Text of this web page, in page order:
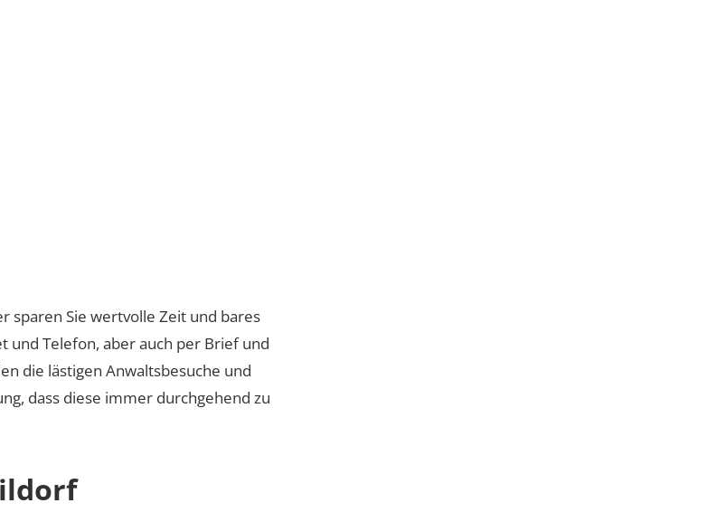
sparen Sie wertvolle Zeit und bares
und Telefon, aber auch per Brief und
die lästigen Anwaltsbesuche und
dass diese immer durchgehend zu